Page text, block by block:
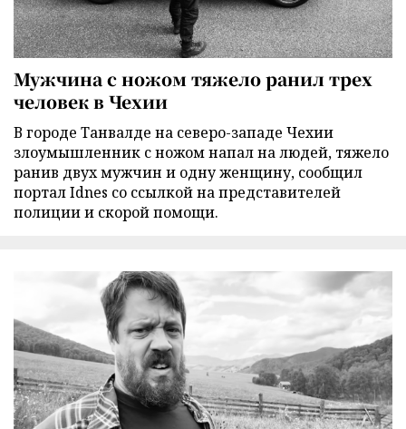
Мужчина с ножом тяжело ранил трех
человек в Чехии
В городе Танвалде на северо-западе Чехии
злоумышленник с ножом напал на людей, тяжело
ранив двух мужчин и одну женщину, сообщил
портал Idnes со ссылкой на представителей
полиции и скорой помощи.